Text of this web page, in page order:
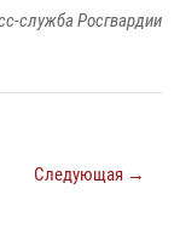
служба Росгвардии
Следующая →